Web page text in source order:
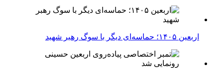
اربعین ۱۴۰۵؛ حماسه‌ای دیگر با سوگ رهبر شهید